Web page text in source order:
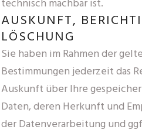
technisch machbar ist.
AUSKUNFT,
LÖSCHUNG
Sie haben im Rahmen der
Bestimmungen jederzeit das
Auskunft über Ihre
Daten, deren Herkunft und
der Datenverarbeitung und